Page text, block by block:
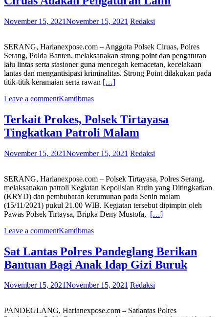
November 15, 2021November 15, 2021 Redaksi
SERANG, Harianexpose.com – Anggota Polsek Ciruas, Polres
Serang, Polda Banten, melaksanakan strong point dan pengaturan
lalu lintas serta stasioner guna mencegah kemacetan, kecelakaan
lantas dan mengantisipasi kriminalitas. Strong Point dilakukan pada
titik-titik keramaian serta rawan […]
Leave a commentKamtibmas
Terkait Prokes, Polsek Tirtayasa
Tingkatkan Patroli Malam
November 15, 2021November 15, 2021 Redaksi
SERANG, Harianexpose.com – Polsek Tirtayasa, Polres Serang,
melaksanakan patroli Kegiatan Kepolisian Rutin yang Ditingkatkan
(KRYD) dan pembubaran kerumunan pada Senin malam
(15/11/2021) pukul 21.00 WIB. Kegiatan tersebut dipimpin oleh
Pawas Polsek Tirtaysa, Bripka Deny Mustofa, […]
Leave a commentKamtibmas
Sat Lantas Polres Pandeglang Berikan
Bantuan Bagi Anak Idap Gizi Buruk
November 15, 2021November 15, 2021 Redaksi
PANDEGLANG, Harianexpose.com – Satlantas Polres